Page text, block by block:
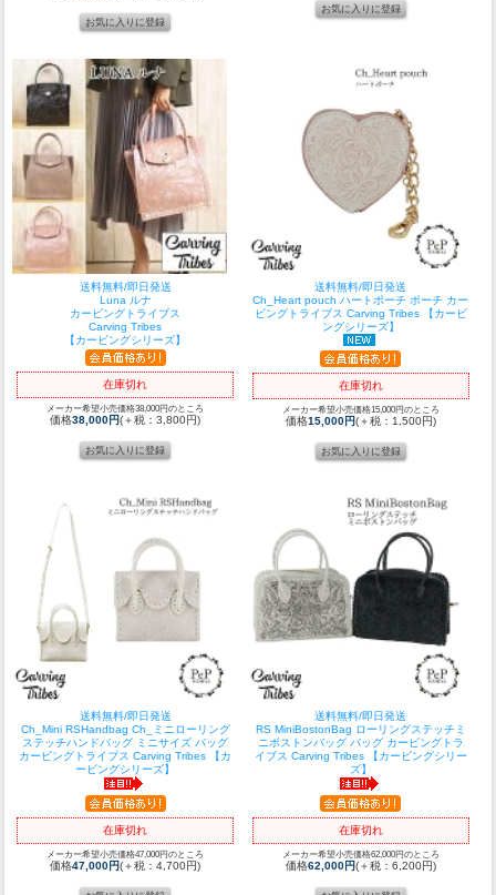
送料無料/即日発送
Luna ルナ
カービングトライブス
Carving Tribes
【カービングシリーズ】
在庫切れ
メーカー希望小売価格38,000円のところ
価格38,000円(＋税：3,800円)
送料無料/即日発送
Ch_Heart pouch ハートポーチ ポーチ カー
ビングトライブス Carving Tribes 【カービ
ングシリーズ】
在庫切れ
メーカー希望小売価格15,000円のところ
価格15,000円(＋税：1,500円)
送料無料/即日発送
Ch_Mini RSHandbag Ch_ミニローリング
ステッチハンドバッグ ミニサイズ バッグ
カービングトライブス Carving Tribes 【カ
ービングシリーズ】
在庫切れ
メーカー希望小売価格47,000円のところ
価格47,000円(＋税：4,700円)
送料無料/即日発送
RS MiniBostonBag ローリングステッチミ
ニボストンバッグ バッグ カービングトラ
イブス Carving Tribes 【カービングシリー
ズ】
在庫切れ
メーカー希望小売価格62,000円のところ
価格62,000円(＋税：6,200円)